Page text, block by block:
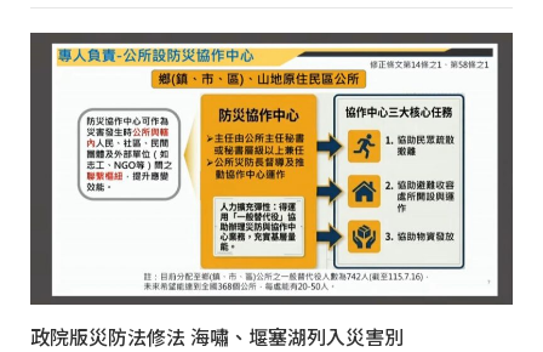
政院版災防法修法 海嘯、堰塞湖列入災害別